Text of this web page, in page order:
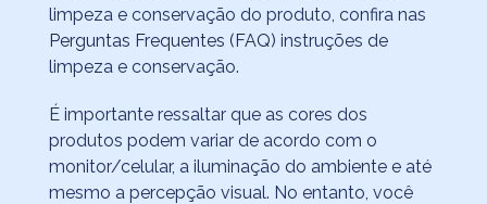
limpeza e conservação do produto, confira nas
Perguntas Frequentes (FAQ) instruções de
limpeza e conservação.
É importante ressaltar que as cores dos
produtos podem variar de acordo com o
monitor/celular, a iluminação do ambiente e até
mesmo a percepção visual. No entanto, você